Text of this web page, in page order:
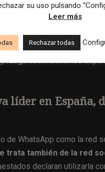
informativa menor, con
un nivel más alto de
fatiga informativa: los
líder en España,
de WhatsApp como la red
trata también de la red
declaran utilizarla
su uso pulsando
Leer más
Rechazar todas